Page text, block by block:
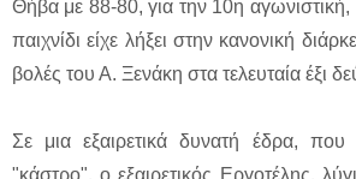
Θήβα με 88-80, για την 10η αγωνιστική,
παιχνίδι είχε λήξει στην κανονική
βολές του Α. Ξενάκη στα τελευταία έξι
Σε μια εξαιρετικά δυνατή έδρα, που
"κάστρο", ο εξαιρετικός Εργοτέλης,